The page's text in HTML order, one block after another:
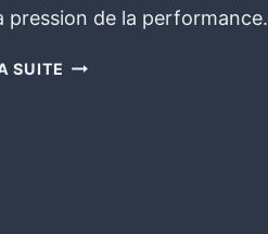
pression de la performance.
SUITE